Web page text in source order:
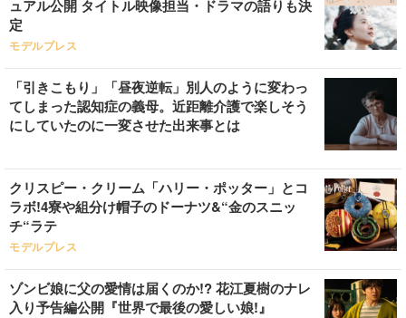
ュアル公開 タイトル映像担当・ドラマの語りも決
定
モデルプレス
「引きこもり」「昼夜逆転」別人のように変わっ
てしまった認知症の義母。近距離介護で楽しそう
にしていたのに一変させた出来事とは
クリスピー・クリーム「ハリー・ポッター」とコ
ラボ!4寮や組分け帽子のドーナツ&“金のスニッ
チ“ラテ
モデルプレス
ゾンビ娘に父の愛情は届くのか!? 花江夏樹のナレ
入り予告編公開『世界で最後の愛しい娘!』